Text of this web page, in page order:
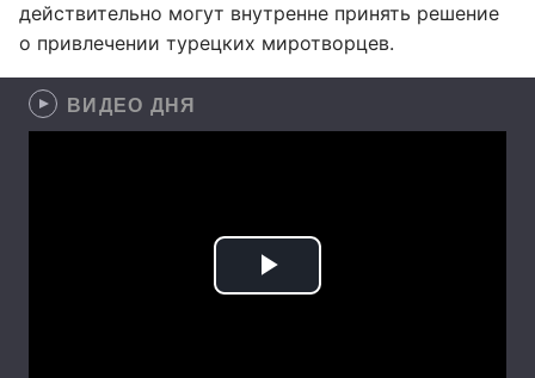
действительно могут внутренне принять решение
о привлечении турецких миротворцев.
ВИДЕО ДНЯ